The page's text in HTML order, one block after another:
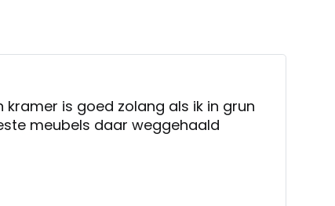
kramer is goed zolang als ik in grun
meubels daar weggehaald